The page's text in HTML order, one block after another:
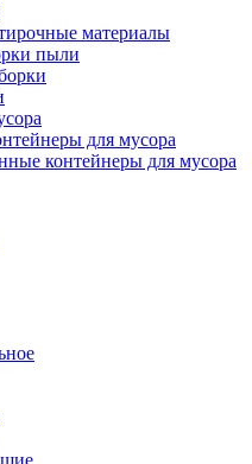
материалы
пыли
для мусора
контейнеры для мусора